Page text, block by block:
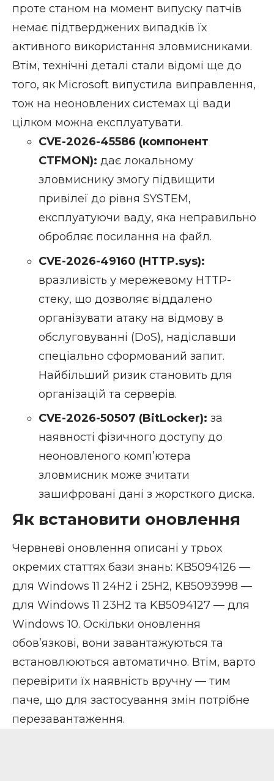
проте станом на момент випуску патчів
немає підтверджених випадків їх
активного використання зловмисниками.
Втім, технічні деталі стали відомі ще до
того, як Microsoft випустила виправлення,
тож на неоновлених системах ці вади
цілком можна експлуатувати.
CVE-2026-45586 (компонент
CTFMON): дає локальному
зловмиснику змогу підвищити
привілеї до рівня SYSTEM,
експлуатуючи ваду, яка неправильно
обробляє посилання на файл.
CVE-2026-49160 (HTTP.sys):
вразливість у мережевому HTTP-
стеку, що дозволяє віддалено
організувати атаку на відмову в
обслуговуванні (DoS), надіславши
спеціально сформований запит.
Найбільший ризик становить для
організацій та серверів.
CVE-2026-50507 (BitLocker): за
наявності фізичного доступу до
неоновленого компʼютера
зловмисник може зчитати
зашифровані дані з жорсткого диска.
Як встановити оновлення
Червневі оновлення описані у трьох
окремих статтях бази знань: KB5094126 —
для Windows 11 24H2 і 25H2, KB5093998 —
для Windows 11 23H2 та KB5094127 — для
Windows 10. Оскільки оновлення
обовʼязкові, вони завантажуються та
встановлюються автоматично. Втім, варто
перевірити їх наявність вручну — тим
паче, що для застосування змін потрібне
перезавантаження.